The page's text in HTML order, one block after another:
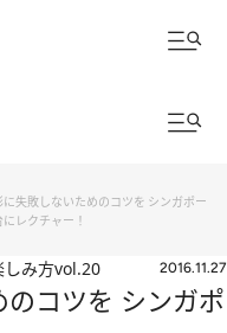
に失敗しないためのコツを シンガポー
レクチャー！
み方vol.20 2016.11.27
コツを シンガポ